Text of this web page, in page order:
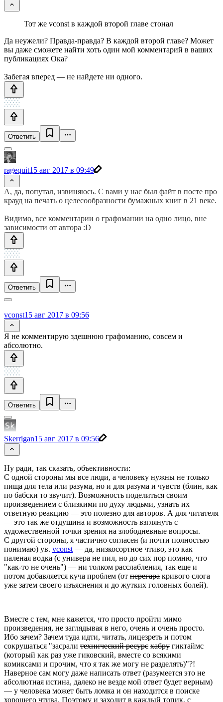
Тот же vconst в каждой второй главе стонал
Да неужели? Правда-правда? В каждой второй главе? Может
вы даже сможете найти хоть один мой комментарий в ваших
публикациях Ока?
Забегая вперед — не найдете ни одного.
Ответить
ragequit15 авг 2017 в 09:49
А, да, попутал, извиняюсь. С вами у нас был файт в посте про
крауд на печать о целесообразности бумажных книг в 21 веке.
Видимо, все комментарии о графомании на одно лицо, вне
зависимости от автора :D
Ответить
vconst15 авг 2017 в 09:56
Я не комментирую здешнюю графоманию, совсем и
абсолютно.
Ответить
Skerrigan15 авг 2017 в 09:56
Ну ради, так сказать, объективности:
С одной стороны мы все люди, а человеку нужны не только
пища для тела или разума, но и для разума и чувств (блин, как
по бабски то звучит). Возможность поделиться своим
произведением с близкими по духу людьми, узнать их
ответную реакцию — это полезно для авторов. А для читателя
— это так же отдушина и возможность взглянуть с
художественной точки зрения на злободневные вопросы.
С другой стороны, я частично согласен (и почти полностью
понимаю) ув. vconst — да, низкосортное чтиво, это как
паленая водка (с универа не пил, но до сих пор помню, что
"как-то не очень") — ни толком расслабления, так еще и
потом добавляется куча проблем (от перегара кривого слога
уже затем своего изъяснения и до жутких головных болей).
Вместе с тем, мне кажется, что просто пройти мимо
произведения, не заглядывая в него, очень и очень просто.
Ибо зачем? Зачем туда идти, читать, лицезреть и потом
сокрушаться "засрали технический ресурс хабру гиктаймс
(который как раз уже гиковский, вместе со всякими
комиксами и прочим, что я так же могу не разделять)"?!
Наверное сам могу даже написать ответ (разумеется это не
абсолютная истина, далеко не везде мой ответ будет верным)
— у человека может быть ломка и он находится в поиске
хорошего чтива. Поэтому и заходит в каждый топик, с